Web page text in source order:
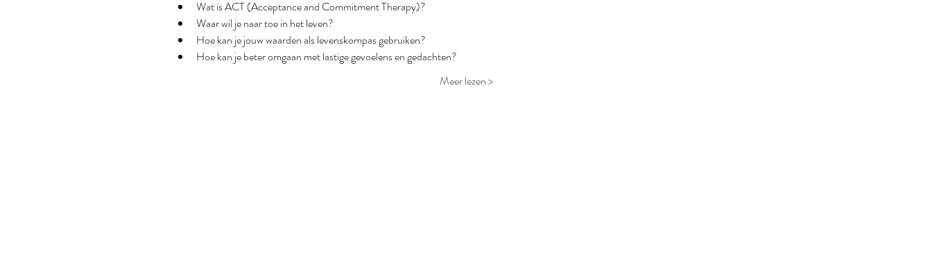
Wat is ACT (Acceptance and Commitment Therapy)?
Waar wil je naar toe in het leven?
Hoe kan je jouw waarden als levenskompas gebruiken?
Hoe kan je beter omgaan met lastige gevoelens en gedachten?
Meer lezen >